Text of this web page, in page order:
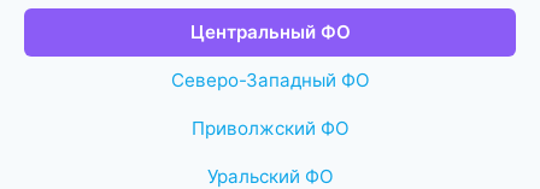
Центральный ФО
Северо-Западный ФО
Приволжский ФО
Уральский ФО